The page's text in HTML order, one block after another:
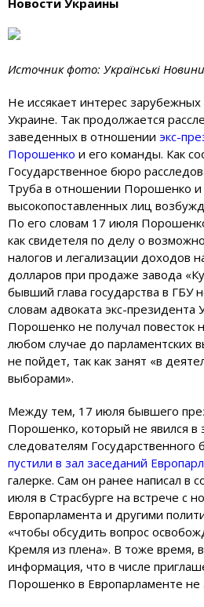
Источник фото: Українські Новини
Не иссякает интерес
Украине. Так продолжается
заведенных в отношении экс-
Порошенко и его команды. Как
Государственное бюро
Труба в отношении Порошенко и
высокопоставленных лиц
По его словам 17 июля
как свидетеля по делу о
налогов и легализации доходов
долларов при продаже завода
бывший глава государства в ГБУ
словам адвоката экс-президента
Порошенко не получал повесток
любом случае до парламентских
не пойдет, так как занят «в
выборами».
Между тем, 17 июля бывшего
Порошенко, который не явился в
следователям Государственного
пустили в зал заседаний
галерке. Сам он ранее написал в
июля в Страсбурге на встрече с
Европарламента и другими
«чтобы обсудить вопрос
Кремля из плена». В тоже время,
информация, что в числе
Порошенко в Европарламенте не